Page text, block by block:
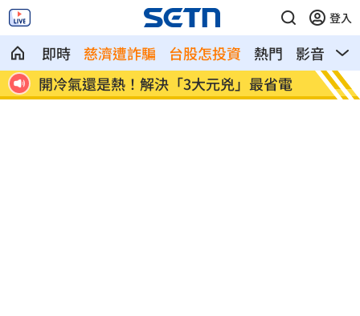
登入
即時 慈濟遭詐騙 台股怎投資 熱門 影音
熱
電
金秀賢首公開受訪 將登印尼電視台節目 澎